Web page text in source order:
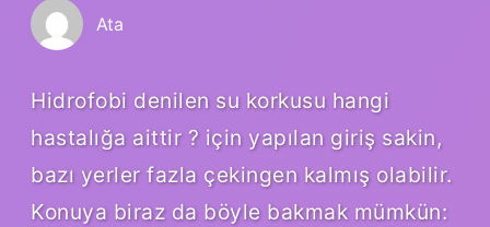
Ata
Hidrofobi denilen su korkusu hangi
hastalığa aittir ? için yapılan giriş sakin,
bazı yerler fazla çekingen kalmış olabilir.
Konuya biraz da böyle bakmak mümkün: